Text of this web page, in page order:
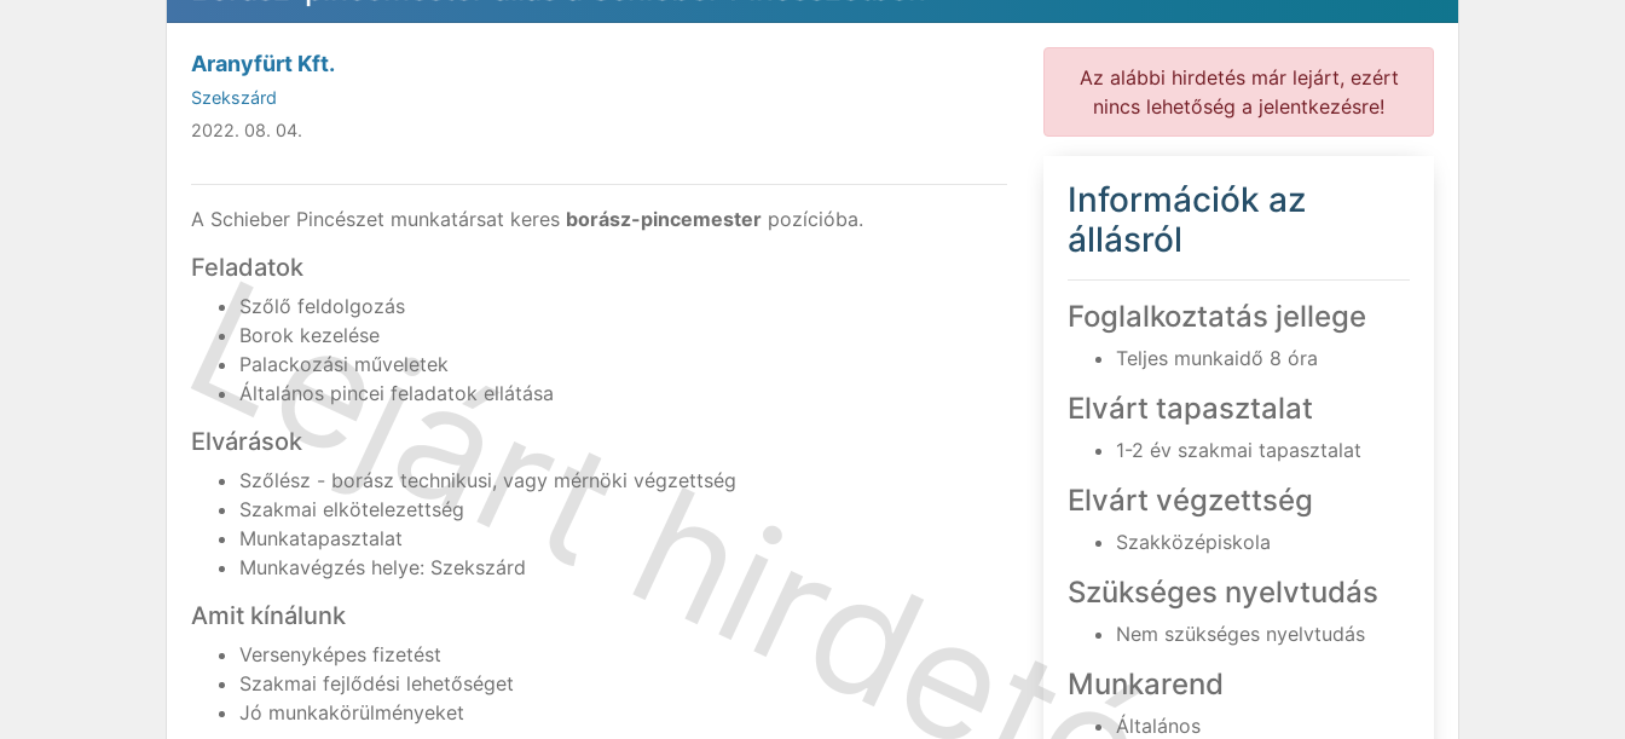
Aranyfürt Kft.
Szekszárd
2022. 08. 04.
A Schieber Pincészet munkatársat keres borász-pincemester pozícióba.
Feladatok
Szőlő feldolgozás
Borok kezelése
Palackozási műveletek
Általános pincei feladatok ellátása
Elvárások
Szőlész - borász technikusi, vagy mérnöki végzettség
Szakmai elkötelezettség
Munkatapasztalat
Munkavégzés helye: Szekszárd
Amit kínálunk
Versenyképes fizetést
Szakmai fejlődési lehetőséget
Jó munkakörülményeket
Az alábbi hirdetés már lejárt, ezért
nincs lehetőség a jelentkezésre!
Információk az
állásról
Foglalkoztatás jellege
Teljes munkaidő 8 óra
Elvárt tapasztalat
1-2 év szakmai tapasztalat
Elvárt végzettség
Szakközépiskola
Szükséges nyelvtudás
Nem szükséges nyelvtudás
Munkarend
Általános